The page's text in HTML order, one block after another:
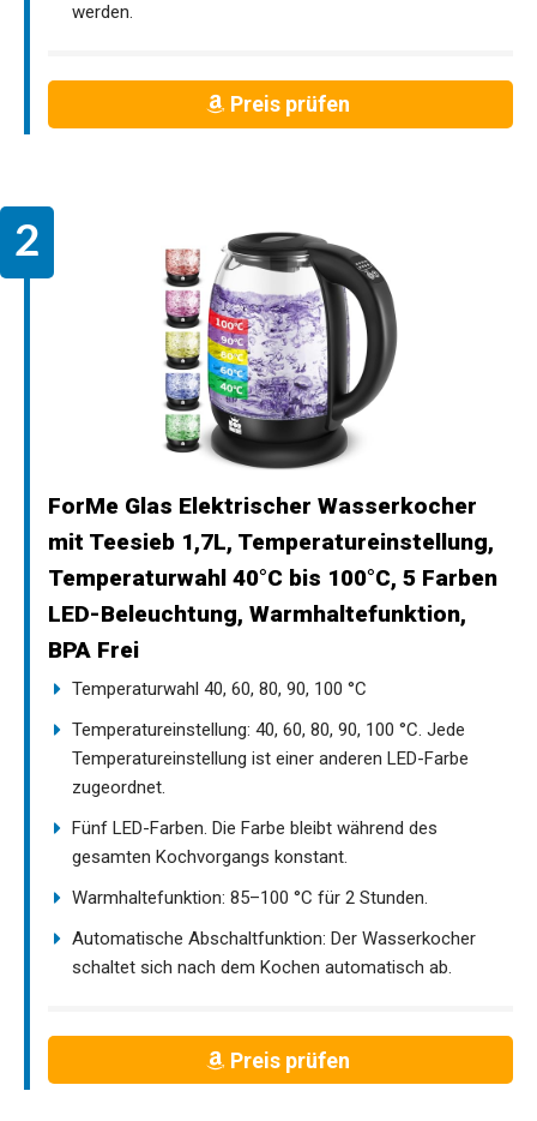
werden.
Preis prüfen
ForMe Glas Elektrischer Wasserkocher
mit Teesieb 1,7L, Temperatureinstellung,
Temperaturwahl 40°C bis 100°C, 5 Farben
LED-Beleuchtung, Warmhaltefunktion,
BPA Frei
Temperaturwahl 40, 60, 80, 90, 100 °C
Temperatureinstellung: 40, 60, 80, 90, 100 °C. Jede
Temperatureinstellung ist einer anderen LED-Farbe
zugeordnet.
Fünf LED-Farben. Die Farbe bleibt während des
gesamten Kochvorgangs konstant.
Warmhaltefunktion: 85–100 °C für 2 Stunden.
Automatische Abschaltfunktion: Der Wasserkocher
schaltet sich nach dem Kochen automatisch ab.
Preis prüfen